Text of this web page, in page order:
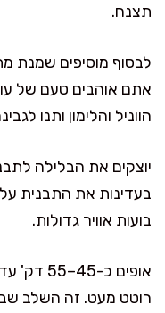
תצנח.
לבסוף מוסיפים שמנת
אתם אוהבים טעם של
הווניל והלימון ותנו
יוצקים את הבלילה
בועות אוויר גדולות.
אופים כ-
רוטט מעט. זה השלב